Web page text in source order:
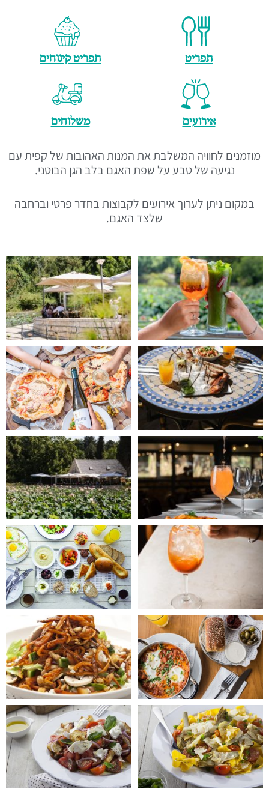
תפריט תפריט קינוחים
אירועים משלוחים
מוזמנים לחוויה המשלבת את המנות האהובות של קפית עם
נגיעה של טבע על שפת האגם בלב הגן הבוטני.
במקום ניתן לערוך אירועים לקבוצות בחדר פרטי וברחבה
שלצד האגם.